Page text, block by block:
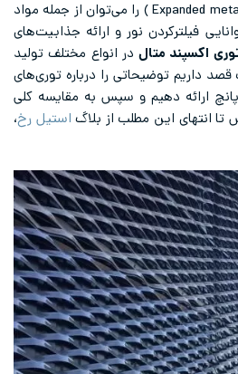
(Expanded metal sheets ) را می‌توان از جمله مواد
فیلترکردن نور و ارائه جذابیت‌های
اکسپند متالدر انواع مختلف تولید
داریم توضیحاتی را درباره توری‌های
پانچ ارائه دهیم و سپس به مقایسه کلی
انتهای این مطلب از بلاگ استیل رخ،